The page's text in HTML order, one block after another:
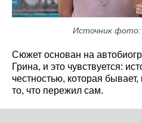
Источник фото:
Сюжет основан на
Грина, и это чувствуется:
честностью, которая
то, что пережил сам.